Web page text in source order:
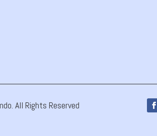
All Rights Reserved